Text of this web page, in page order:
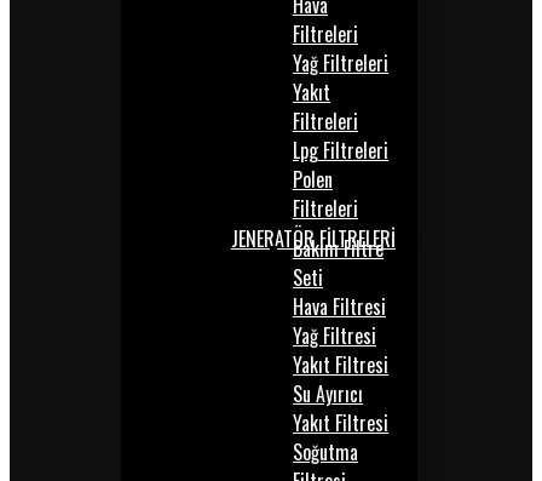
Filtreleri
Yağ Filtreleri
Yakıt
Filtreleri
Lpg Filtreleri
Polen
Filtreleri
JENERATÖR FİLTRELERİ
Bakım Filtre
Seti
Hava Filtresi
Yağ Filtresi
Yakıt Filtresi
Su Ayırıcı
Yakıt Filtresi
Soğutma